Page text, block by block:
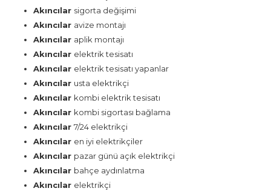
Akıncılar sigorta değişimi
Akıncılar avize montajı
Akıncılar aplik montajı
Akıncılar elektrik tesisatı
Akıncılar elektrik tesisatı yapanlar
Akıncılar usta elektrikçi
Akıncılar kombi elektrik tesisatı
Akıncılar kombi sigortası bağlama
Akıncılar 7/24 elektrikçi
Akıncılar en iyi elektrikçiler
Akıncılar pazar günü açık elektrikçi
Akıncılar bahçe aydınlatma
Akıncılar elektrikçi